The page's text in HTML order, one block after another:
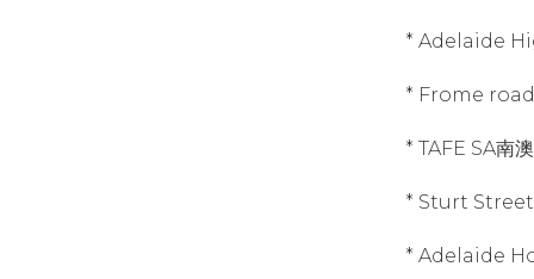
* Adelaide
* Frome
* TAFE SA南
* Sturt
* Adelaide